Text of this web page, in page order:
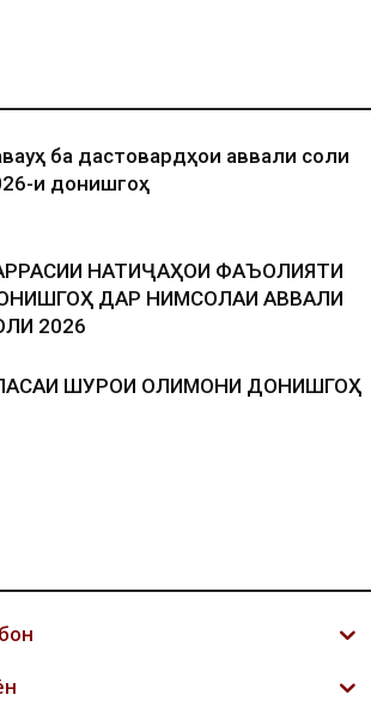
ба дастовардҳои аввали соли
и донишгоҳ
НАТИҶАҲОИ ФАЪОЛИЯТИ
ДАР НИМСОЛАИ АВВАЛИ
2026
ШУРОИ ОЛИМОНИ ДОНИШГОҲ